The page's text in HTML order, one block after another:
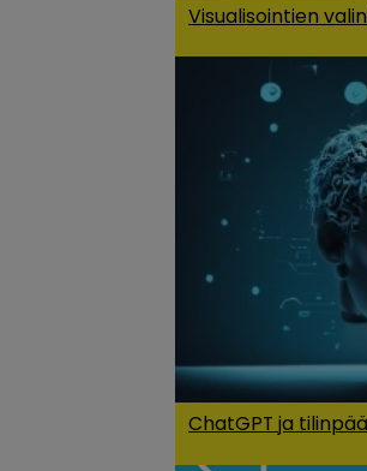
Visualisointien
ChatGPT ja